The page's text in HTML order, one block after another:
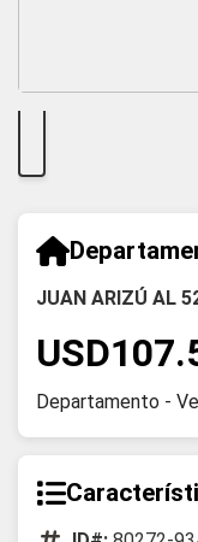
JUAN ARIZÚ AL
Departamento -